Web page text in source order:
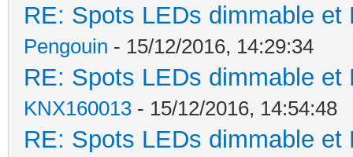
RE: Spots LEDs dimmable
Pengouin - 15/12/2016, 14:29:34
RE: Spots LEDs dimmable
KNX160013 - 15/12/2016, 14:54:48
RE: Spots LEDs dimmable